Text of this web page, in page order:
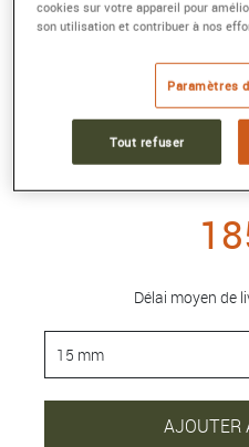
BRACELET
Délai moyen de
AJOUTER
cookies sur votre appareil pour
son utilisation et contribuer à nos
Paramètres
Tout refuser